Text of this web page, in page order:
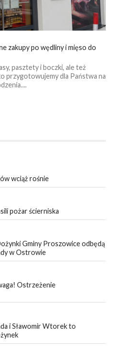
zakupy po wędliny i mięso do
pasztety i boczki, ale też
przygotowujemy dla Państwa na
wciąż rośnie
pożar ścierniska
Gminy Proszowice odbędą
w Ostrowie
Ostrzeżenie
i Sławomir Wtorek to